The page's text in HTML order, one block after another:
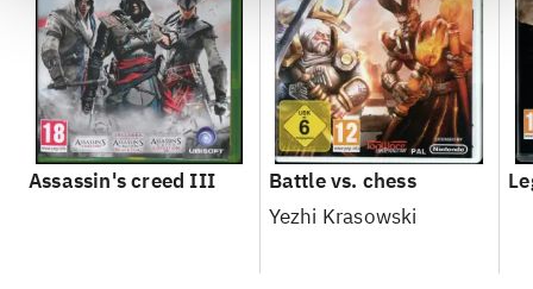
Assassin's creed III
Battle vs. chess
Yezhi Krasowski